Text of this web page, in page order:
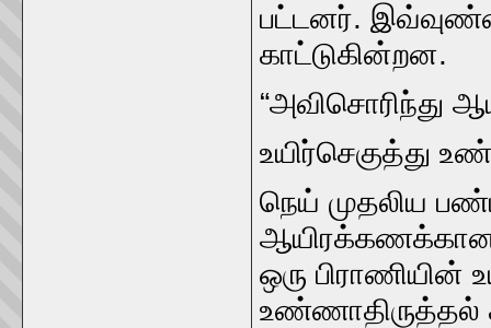
பட்டனர்‌.
காட்டுகின்றன.
“அவிசொரிந்து
உயிர்செகுத்து
நெய்‌ முதலிய
ஆயிரக்கணக்கான
ஒரு
உண்ணாதிருத்தல்‌